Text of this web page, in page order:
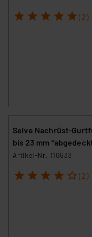
1 2 3 4 5 (2)
Selve Nachrüst-
bis 23 mm
Artikel-Nr. 110638
1 2 3 4 5 (2)